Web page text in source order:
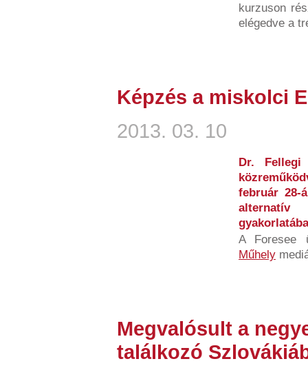
kurzuson
elégedve a
Képzés a miskolci
2013. 03. 10
Dr. Fellegi
február 28-
alternatív
A Foresee
Műhely
Megvalósult a
találkozó